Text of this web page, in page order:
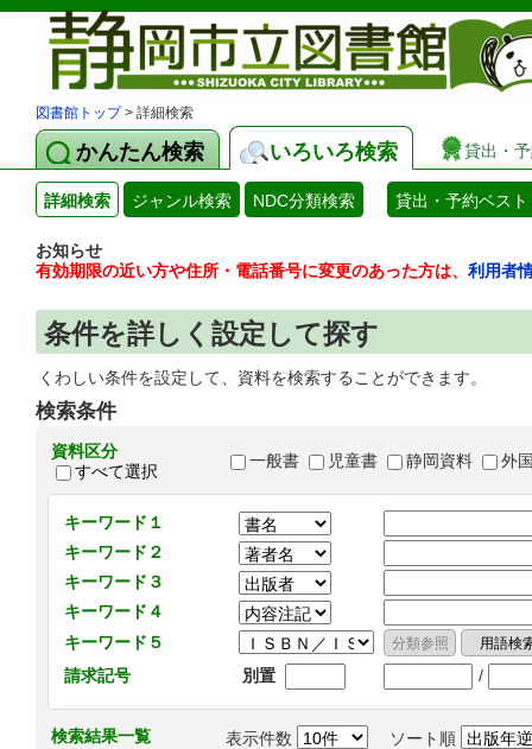
図書館トップ> 詳細検索
かんたん検索 いろいろ検索 貸出・
詳細検索 ジャンル検索 NDC分類検索 貸出・予約ベスト
お知らせ
有効期限の近い方や住所・電話番号に変更のあった方は、 利用者
条件を詳しく設定して探す
くわしい条件を設定して、資料を検索することができます。
検索条件
資料区分
すべて選択
一般書 児童書 静岡資料 外
キーワード１
キーワード２
キーワード３
キーワード４
キーワード５
請求記号
別置 /
検索結果一覧 表示件数 ソート順